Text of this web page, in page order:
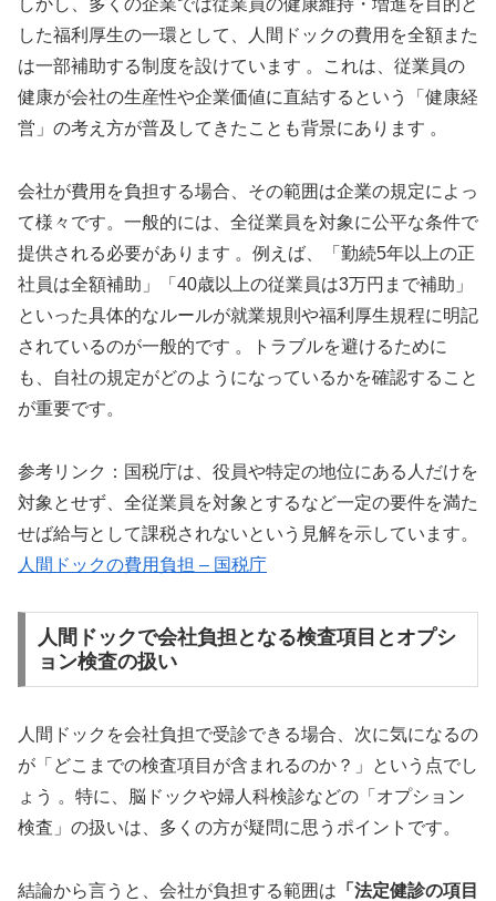
しかし、多くの企業では従業員の健康維持・増進を目的と
した福利厚生の一環として、人間ドックの費用を全額また
は一部補助する制度を設けています 。これは、従業員の
健康が会社の生産性や企業価値に直結するという「健康経
営」の考え方が普及してきたことも背景にあります 。
会社が費用を負担する場合、その範囲は企業の規定によっ
て様々です。一般的には、全従業員を対象に公平な条件で
提供される必要があります 。例えば、「勤続5年以上の正
社員は全額補助」「40歳以上の従業員は3万円まで補助」
といった具体的なルールが就業規則や福利厚生規程に明記
されているのが一般的です 。トラブルを避けるために
も、自社の規定がどのようになっているかを確認すること
が重要です。
参考リンク：国税庁は、役員や特定の地位にある人だけを
対象とせず、全従業員を対象とするなど一定の要件を満た
せば給与として課税されないという見解を示しています。
人間ドックの費用負担 – 国税庁
人間ドックで会社負担となる検査項目とオプシ
ョン検査の扱い
人間ドックを会社負担で受診できる場合、次に気になるの
が「どこまでの検査項目が含まれるのか？」という点でし
ょう 。特に、脳ドックや婦人科検診などの「オプション
検査」の扱いは、多くの方が疑問に思うポイントです。
結論から言うと、会社が負担する範囲は 「法定健診の項目